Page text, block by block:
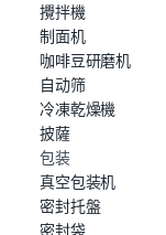
攪拌機
制面机
咖啡豆研磨机
自动筛
冷凍乾燥機
披薩
包装
真空包装机
密封托盤
密封袋